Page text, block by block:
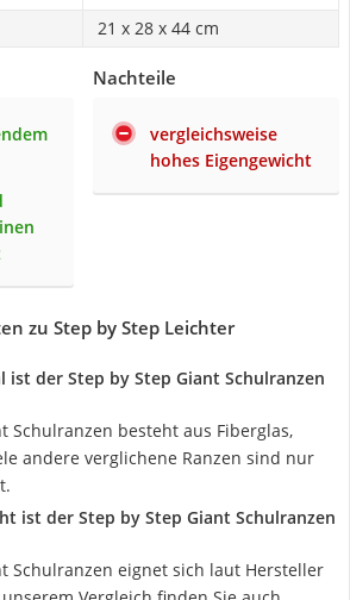
‎ 21 x 28 x 44 cm
Nachteile
vergleichsweise
hohes Eigengewicht
zu Step by Step Leichter
ist der Step by Step Giant Schulranzen
Schulranzen besteht aus Fiberglas,
andere verglichene Ranzen sind nur
ist der Step by Step Giant Schulranzen
Schulranzen eignet sich laut Hersteller